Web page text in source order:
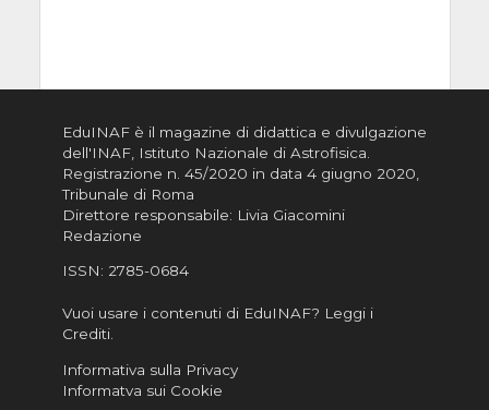
EduINAF è il magazine di didattica e divulgazione
dell'INAF, Istituto Nazionale di Astrofisica
Registrazione n. 45/2020 in data 4 giugno 2020,
Tribunale di Roma
Direttore responsabile: Livia Giacomini
Redazione
ISSN: 2785-0684
Vuoi usare i contenuti di EduINAF? Leggi i
Crediti.
Informativa sulla Privacy
Informatva sui Cookie